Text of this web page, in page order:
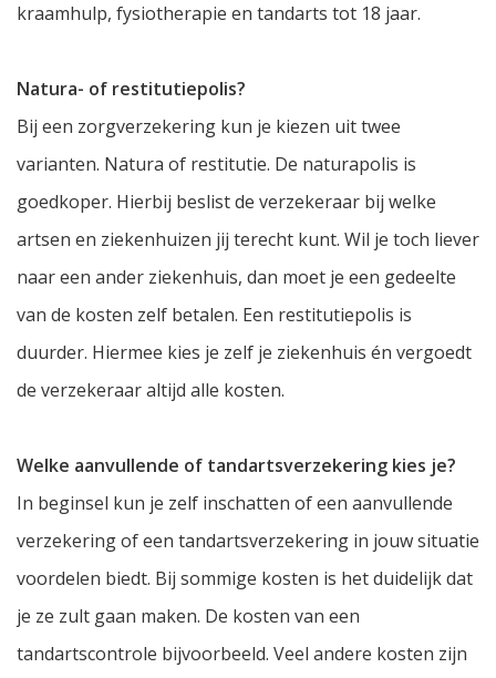
kraamhulp, fysiotherapie en tandarts tot 18 jaar.
Natura- of restitutiepolis?
Bij een zorgverzekering kun je kiezen uit twee
varianten. Natura of restitutie. De naturapolis is
goedkoper. Hierbij beslist de verzekeraar bij welke
artsen en ziekenhuizen jij terecht kunt. Wil je toch liever
naar een ander ziekenhuis, dan moet je een gedeelte
van de kosten zelf betalen. Een restitutiepolis is
duurder. Hiermee kies je zelf je ziekenhuis én vergoedt
de verzekeraar altijd alle kosten.
Welke aanvullende of tandartsverzekering kies je?
In beginsel kun je zelf inschatten of een aanvullende
verzekering of een tandartsverzekering in jouw situatie
voordelen biedt. Bij sommige kosten is het duidelijk dat
je ze zult gaan maken. De kosten van een
tandartscontrole bijvoorbeeld. Veel andere kosten zijn